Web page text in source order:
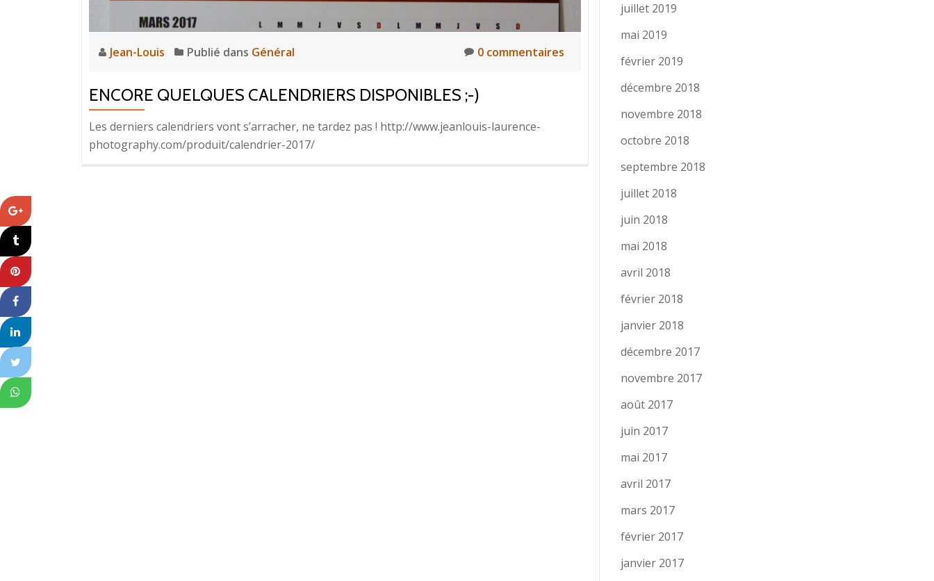
Jean-Louis Publié dans Général 0 commentaires
ENCORE QUELQUES CALENDRIERS DISPONIBLES ;-)
Les derniers calendriers vont s’arracher, ne tardez pas ! http://www.jeanlouis-laurence-
photography.com/produit/calendrier-2017/
juillet 2019
mai 2019
février 2019
décembre 2018
novembre 2018
octobre 2018
septembre 2018
juillet 2018
juin 2018
mai 2018
avril 2018
février 2018
janvier 2018
décembre 2017
novembre 2017
août 2017
juin 2017
mai 2017
avril 2017
mars 2017
février 2017
janvier 2017